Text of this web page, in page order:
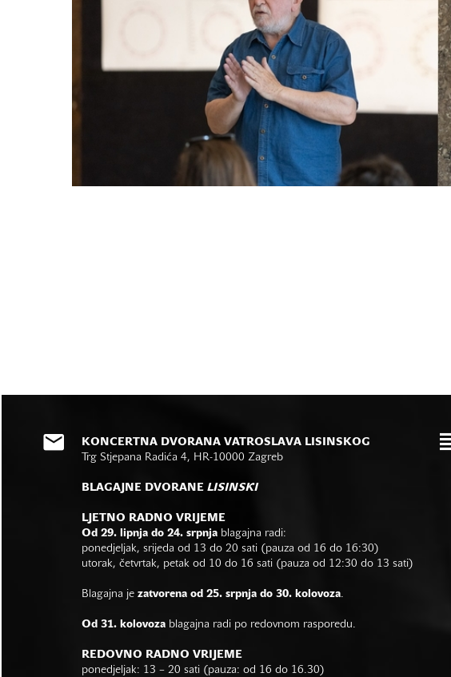
KONCERTNA DVORANA VATROSLAVA LISINSKOG
Trg Stjepana Radića 4, HR-10000 Zagreb
BLAGAJNE DVORANE LISINSKI
LJETNO RADNO VRIJEME
Od 29. lipnja do 24. srpnja blagajna radi:
ponedjeljak, srijeda od 13 do 20 sati (pauza od 16 do 16:30)
utorak, četvrtak, petak od 10 do 16 sati (pauza od 12:30 do 13 sati)
Blagajna je zatvorena od 25. srpnja do 30. kolovoza.
Od 31. kolovoza blagajna radi po redovnom rasporedu.
REDOVNO RADNO VRIJEME
ponedjeljak: 13 – 20 sati (pauza: od 16 do 16.30)